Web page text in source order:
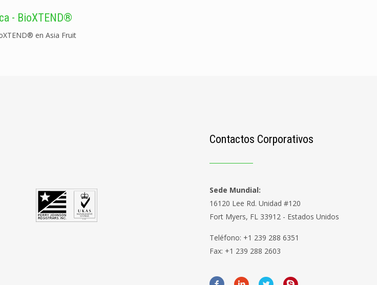
- BioXTEND®
en Asia Fruit
Contactos Corporativos
Sede Mundial:
16120 Lee Rd. Unidad #120
Fort Myers, FL 33912 - Estados Unidos
Teléfono: +1 239 288 6351
Fax: +1 239 288 2603